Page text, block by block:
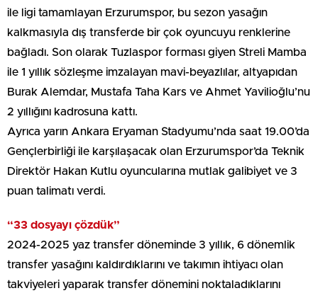
ile ligi tamamlayan Erzurumspor, bu sezon yasağın
kalkmasıyla dış transferde bir çok oyuncuyu renklerine
bağladı. Son olarak Tuzlaspor forması giyen Streli Mamba
ile 1 yıllık sözleşme imzalayan mavi-beyazlılar, altyapıdan
Burak Alemdar, Mustafa Taha Kars ve Ahmet Yavilioğlu’nu
2 yıllığını kadrosuna kattı.
Ayrıca yarın Ankara Eryaman Stadyumu’nda saat 19.00’da
Gençlerbirliği ile karşılaşacak olan Erzurumspor’da Teknik
Direktör Hakan Kutlu oyuncularına mutlak galibiyet ve 3
puan talimatı verdi.
“33 dosyayı çözdük”
2024-2025 yaz transfer döneminde 3 yıllık, 6 dönemlik
transfer yasağını kaldırdıklarını ve takımın ihtiyacı olan
takviyeleri yaparak transfer dönemini noktaladıklarını